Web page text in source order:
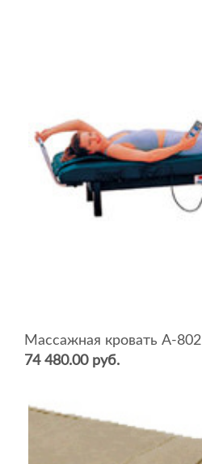
Массажная кровать А-802
74 480.00 руб.